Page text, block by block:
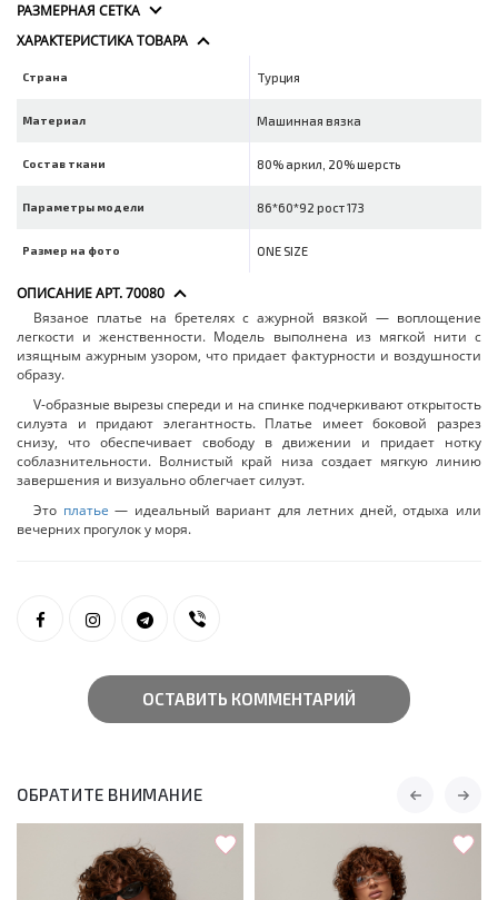
РАЗМЕРНАЯ СЕТКА
ХАРАКТЕРИСТИКА ТОВАРА
Страна Турция
Материал Машинная вязка
Состав ткани 80% аркил, 20% шерсть
Параметры модели 86*60*92 рост 173
Размер на фото ONE SIZE
ОПИСАНИЕ АРТ. 70080
Вязаное платье на бретелях с ажурной вязкой — воплощение
легкости и женственности. Модель выполнена из мягкой нити с
изящным ажурным узором, что придает фактурности и воздушности
образу.
V-образные вырезы спереди и на спинке подчеркивают открытость
силуэта и придают элегантность. Платье имеет боковой разрез
снизу, что обеспечивает свободу в движении и придает нотку
соблазнительности. Волнистый край низа создает мягкую линию
завершения и визуально облегчает силуэт.
Это платье — идеальный вариант для летних дней, отдыха или
вечерних прогулок у моря.
ОСТАВИТЬ КОММЕНТАРИЙ
ОБРАТИТЕ ВНИМАНИЕ